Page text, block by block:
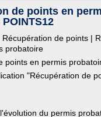
de points en
Récupération de points |
probatoire
points en permis
"Récupération de
du permis